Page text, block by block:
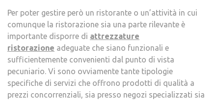
Per poter gestire però un ristorante o un’attività in cui
comunque la ristorazione sia una parte rilevante è
importante disporre di attrezzature
ristorazione adeguate che siano funzionali e
sufficientemente convenienti dal punto di vista
pecuniario. Vi sono ovviamente tante tipologie
specifiche di servizi che offrono prodotti di qualità a
prezzi concorrenziali, sia presso negozi specializzati sia